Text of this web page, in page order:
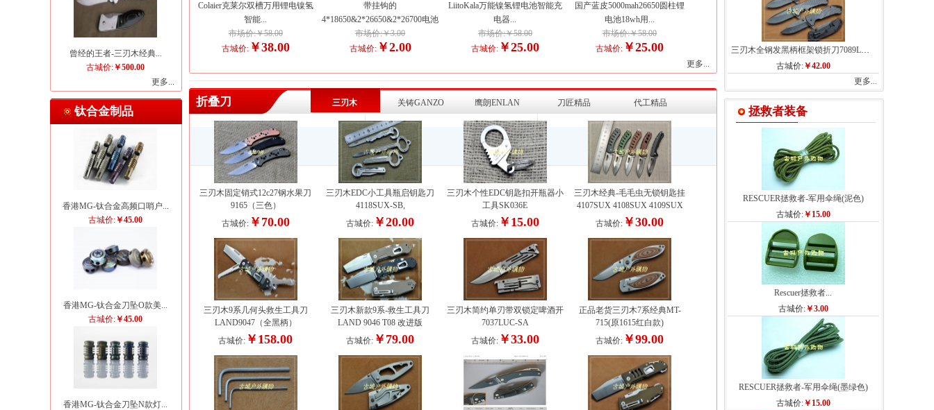
曾经的王者-三刃木经典...
古城价: ￥500.00
更多...
钛合金制品
香港MG-钛合金高频口哨户...
古城价: ￥45.00
香港MG-钛合金刀坠O款美...
古城价: ￥45.00
香港MG-钛合金刀坠N款灯...
Colaier克莱尔双槽万用锂电镍氢
智能...
市场价:￥58.00
古城价:￥38.00
带挂钩的
4*18650&2*26650&2*26700电池
收纳...
市场价:￥3.00
古城价:￥2.00
LiitoKala万能镍氢锂电池智能充
电器...
市场价:￥58.00
古城价:￥25.00
国产蓝皮5000mah26650圆柱锂
电池18wh用...
市场价:￥58.00
古城价: ￥25.00
更多...
折叠刀 三刃木 关铸GANZO 鹰朗ENLAN 刀匠精品 代工精品
三刃木固定销式12c27钢水果刀
9165（三色）
古城价:￥70.00
三刃木EDC小工具瓶启钥匙刀
4118SUX-SB,
古城价: ￥20.00
三刃木个性EDC钥匙扣开瓶器小
工具SK036E
古城价:￥15.00
三刃木经典-毛毛虫无锁钥匙挂
4107SUX 4108SUX 4109SUX
古城价: ￥30.00
三刃木9系几何头救生工具刀
LAND9047（全黑柄）
古城价: ￥158.00
三刃木新款9系-救生工具刀
LAND 9046 T08 改进版
古城价: ￥79.00
三刃木简约单刃带双锁定啤酒开
7037LUC-SA
古城价:￥33.00
正品老货三刃木7系经典MT-
715(原1615红白款)
古城价: ￥99.00
三刃木全钢发黑柄框架锁折刀7089LUI-SDW
古城价:￥42.00
更多...
拯救者装备
RESCUER拯救者-军用伞绳(泥色)
古城价:￥15.00
Rescuer拯救者...
古城价:￥3.00
RESCUER拯救者-军用伞绳(墨绿色)
古城价:￥15.00